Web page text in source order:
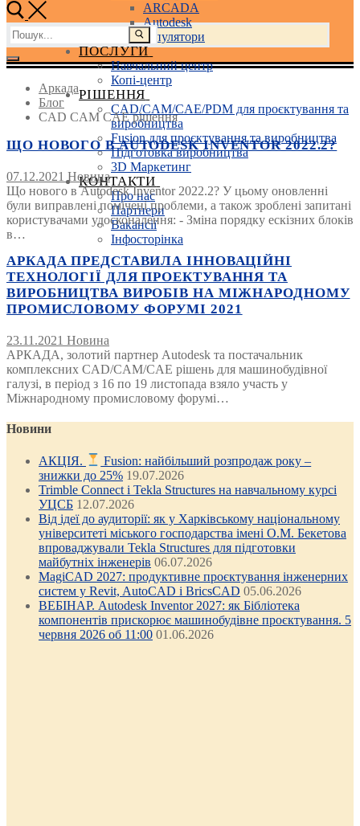
ARCADA
Autodesk
3D маніпулятори
ПОСЛУГИ
Навчальний центр
Копі-центр
РІШЕННЯ
CAD/CAM/CAE/PDM для проєктування та
виробництва
Fusion для проєктування та виробництва
Підготовка виробництва
3D Маркетинг
КОНТАКТИ
Про нас
Партнери
Вакансії
Інфосторінка
Пошук:
Аркада
Блог
CAD CAM CAE рішення
ЩО НОВОГО В AUTODESK INVENTOR 2022.2?
07.12.2021 Новина
Що нового в Autodesk Inventor 2022.2? У цьому оновленні
були виправлені помічені проблеми, а також зроблені запитані
користувачами удосконалення: - Зміна порядку ескізних блоків
в…
АРКАДА ПРЕДСТАВИЛА ІННОВАЦІЙНІ
ТЕХНОЛОГІЇ ДЛЯ ПРОЕКТУВАННЯ ТА
ВИРОБНИЦТВА ВИРОБІВ НА МІЖНАРОДНОМУ
ПРОМИСЛОВОМУ ФОРУМІ 2021
23.11.2021 Новина
АРКАДА, золотий партнер Autodesk та постачальник
комплексних CAD/CAM/CAE рішень для машинобудівної
галузі, в період з 16 по 19 листопада взяло участь у
Міжнародному промисловому форумі…
Новини
АКЦІЯ.
Fusion: найбільший розпродаж року –
знижки до 25% 19.07.2026
Trimble Connect і Tekla Structures на навчальному курсі
УЦСБ 12.07.2026
Від ідеї до аудиторії: як у Харківському національному
університеті міського господарства імені О.М. Бекетова
впроваджували Tekla Structures для підготовки
майбутніх інженерів 06.07.2026
MagiCAD 2027: продуктивне проєктування інженерних
систем у Revit, AutoCAD і BricsCAD 05.06.2026
ВЕБІНАР. Autodesk Inventor 2027: як Бібліотека
компонентів прискорює машинобудівне проєктування. 5
червня 2026 об 11:00 01.06.2026